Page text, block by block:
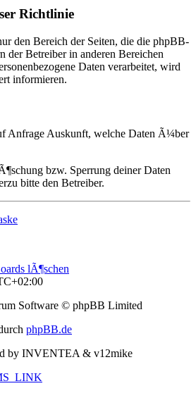
Richtlinie
den Bereich der Seiten, die die phpBB-
der Betreiber in anderen Bereichen
Daten verarbeitet, wird
informieren.
Anfrage Auskunft, welche Daten Ã¼ber
bzw. Sperrung deiner Daten
bitte den Betreiber.
lÃ¶schen
Software © phpBB Limited
phpBB.de
by INVENTEA & v12mike